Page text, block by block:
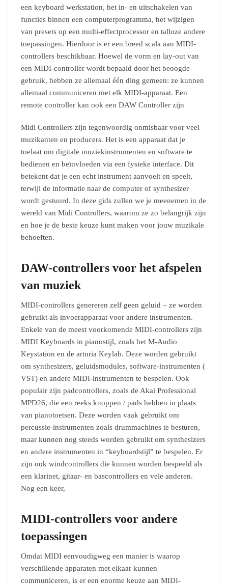
een keyboard werkstation, het in- en uitschakelen van
functies binnen een computerprogramma, het wijzigen
van presets op een multi-effectprocessor en talloze andere
toepassingen. Hierdoor is er een breed scala aan MIDI-
controllers beschikbaar. Hoewel de vorm en lay-out van
een MIDI-controller wordt bepaald door het beoogde
gebruik, hebben ze allemaal één ding gemeen: ze kunnen
allemaal communiceren met elk MIDI-apparaat. Een
remote controller kan ook een DAW Controller zijn
Midi Controllers zijn tegenwoordig onmisbaar voor veel
muzikanten en producers. Het is een apparaat dat je
toelaat om digitale muziekinstrumenten en software te
bedienen en beïnvloeden via een fysieke interface. Dit
betekent dat je een echt instrument aanvoelt en speelt,
terwijl de informatie naar de computer of synthesizer
wordt gestuurd. In deze gids zullen we je meenemen in de
wereld van Midi Controllers, waarom ze zo belangrijk zijn
en hoe je de beste keuze kunt maken voor jouw muzikale
behoeften.
DAW-controllers voor het afspelen
van muziek
MIDI-controllers genereren zelf geen geluid – ze worden
gebruikt als invoerapparaat voor andere instrumenten.
Enkele van de meest voorkomende MIDI-controllers zijn
MIDI Keyboards in pianostijl, zoals het M-Audio
Keystation en de arturia Keylab. Deze worden gebruikt
om synthesizers, geluidsmodules, software-instrumenten (
VST) en andere MIDI-instrumenten te bespelen. Ook
populair zijn padcontrollers, zoals de Akai Professional
MPD26, die een reeks knoppen / pads hebben in plaats
van pianotoetsen. Deze worden vaak gebruikt om
percussie-instrumenten zoals drummachines te besturen,
maar kunnen nog steeds worden gebruikt om synthesizers
en andere instrumenten in “keyboardstijl” te bespelen. Er
zijn ook windcontrollers die kunnen worden bespeeld als
een klarinet, gitaar- en bascontrollers en vele anderen.
Nog een keer,
MIDI-controllers voor andere
toepassingen
Omdat MIDI eenvoudigweg een manier is waarop
verschillende apparaten met elkaar kunnen
communiceren, is er een enorme keuze aan MIDI-